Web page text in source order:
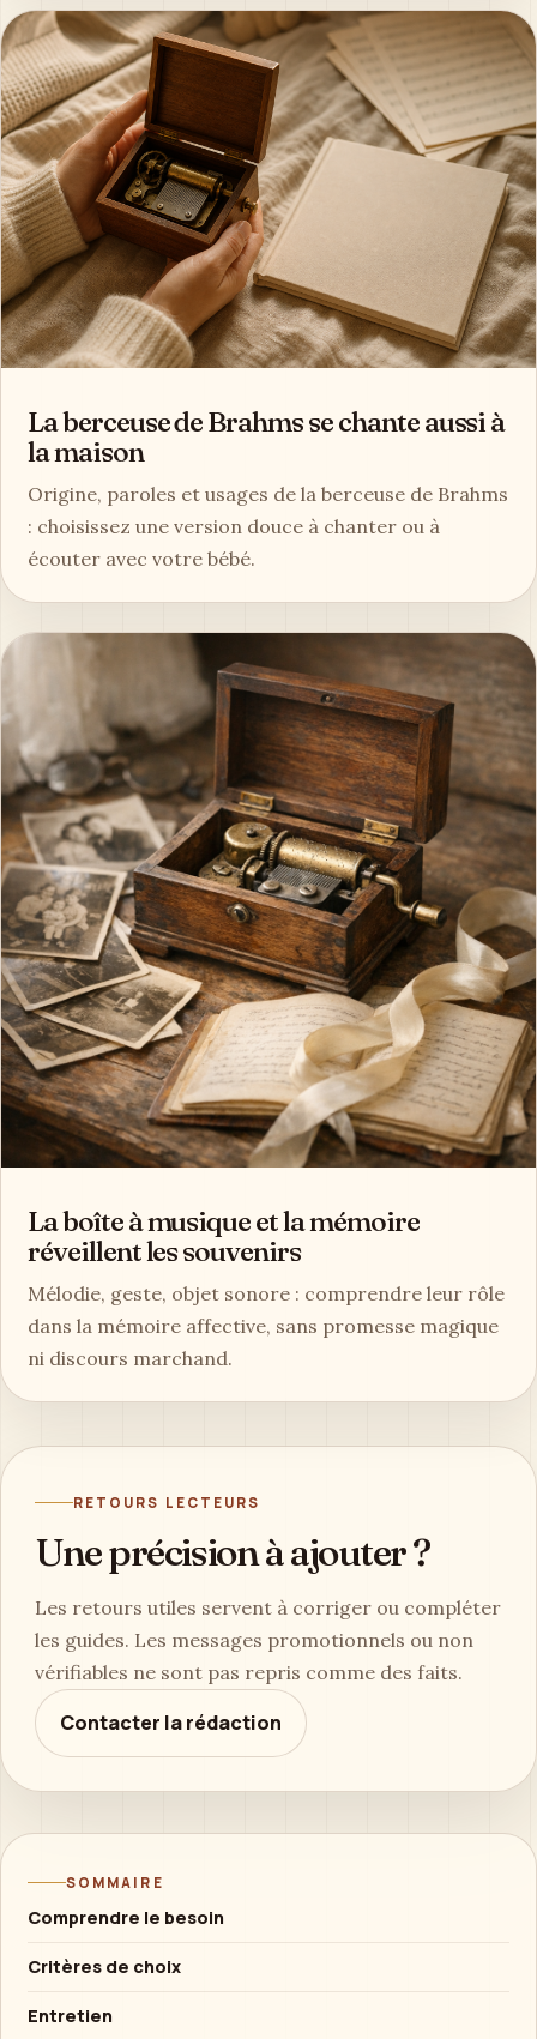
La berceuse de Brahms se chante aussi à
la maison
Origine, paroles et usages de la berceuse de Brahms
: choisissez une version douce à chanter ou à
écouter avec votre bébé.
La boîte à musique et la mémoire
réveillent les souvenirs
Mélodie, geste, objet sonore : comprendre leur rôle
dans la mémoire affective, sans promesse magique
ni discours marchand.
RETOURS LECTEURS
Une précision à ajouter ?
Les retours utiles servent à corriger ou compléter
les guides. Les messages promotionnels ou non
vérifiables ne sont pas repris comme des faits.
Contacter la rédaction
SOMMAIRE
Comprendre le besoin
Critères de choix
Entretien